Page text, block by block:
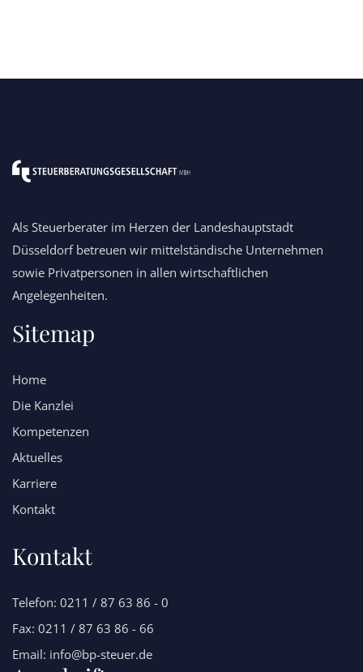
Als Steuerberater im Herzen der Landeshauptstadt
Düsseldorf betreuen wir mittelständische Unternehmen
sowie Privatpersonen in allen wirtschaftlichen
Angelegenheiten.
Sitemap
Home
Die Kanzlei
Kompetenzen
Aktuelles
Karriere
Kontakt
Kontakt
Telefon: 0211 / 87 63 86 - 0
Fax: 0211 / 87 63 86 - 66
Email: info@bp-steuer.de